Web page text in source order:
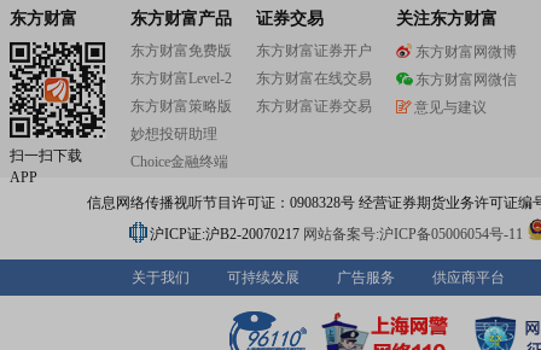
东方财富
扫一扫下载
APP
东方财富产品
东方财富免费版
东方财富Level-2
东方财富策略版
妙想投研助理
Choice金融终端
证券交易
东方财富证券开户
东方财富在线交易
东方财富证券交易
关注东方财富
东方财富网微博
东方财富网微信
意见与建议
信息网络传播视听节目许可证：0908328号 经营证券期货业务许可证编
沪ICP证:沪B2-20070217 网站备案号:沪ICP备05006054号-11
关于我们 可持续发展 广告服务 供应商平台